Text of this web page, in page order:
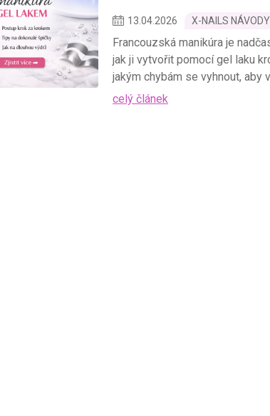
13 04. 2026 X-NAILS NÁVODY
Francouzská manikúra je
jak ji vytvořit pomocí gel laku
jakým chybám se vyhnout, aby
celý článek